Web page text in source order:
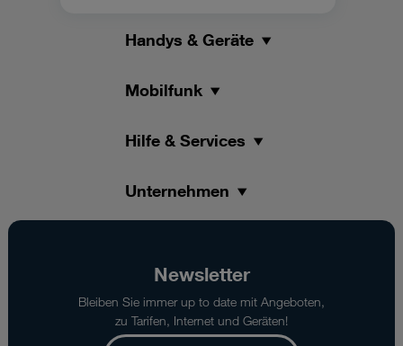
Handys & Geräte
Mobilfunk
Hilfe & Services
Unternehmen
Newsletter
Bleiben Sie immer up to date mit Angeboten,
zu Tarifen, Internet und Geräten!